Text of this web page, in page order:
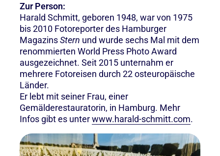
Zur Person:
Harald Schmitt, geboren 1948, war von 1975
bis 2010 Fotoreporter des Hamburger
MagazinsStern und wurde sechs Mal mit dem
renommierten World Press Photo Award
ausgezeichnet. Seit 2015 unternahm er
mehrere Fotoreisen durch 22 osteuropäische
Länder.
Er lebt mit seiner Frau, einer
Gemälderestauratorin, in Hamburg. Mehr
Infos gibt es unterwww.harald-schmitt.com.